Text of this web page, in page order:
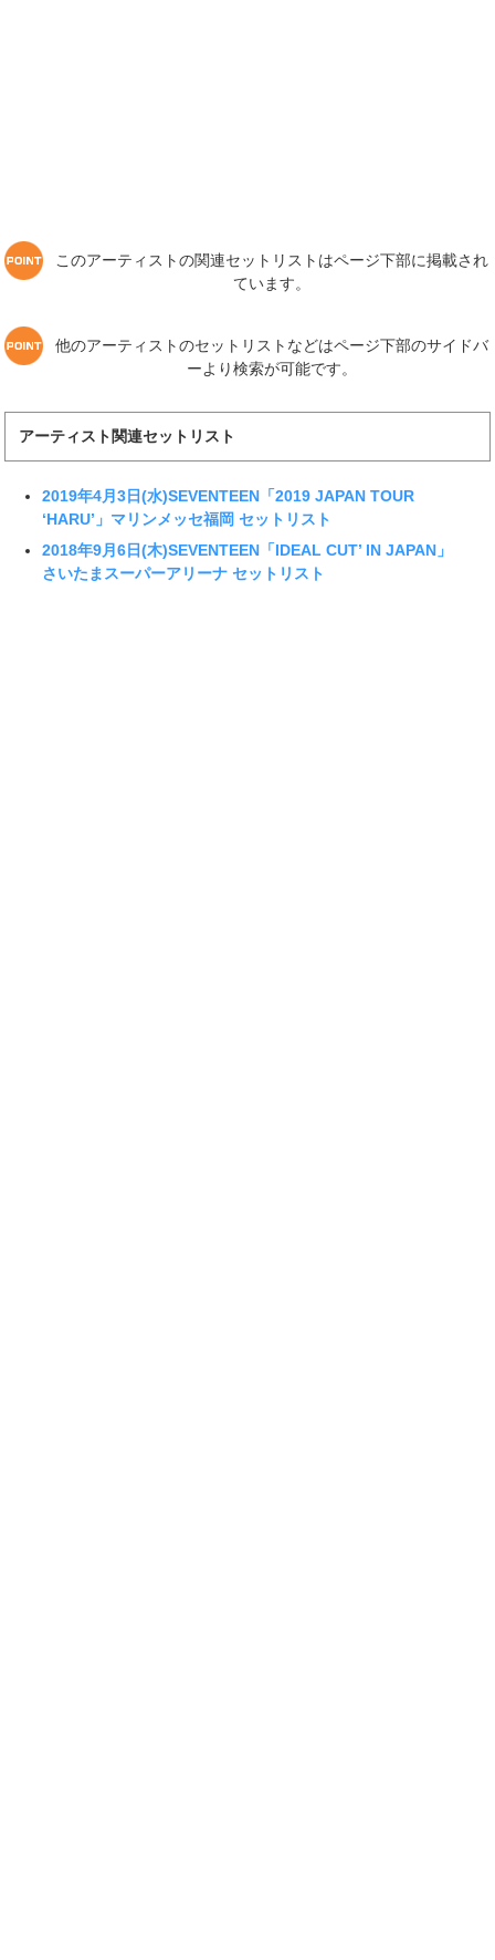
このアーティストの関連セットリストはページ下部に掲載され
ています。
他のアーティストのセットリストなどはページ下部のサイドバ
ーより検索が可能です。
アーティスト関連セットリスト
2019年4月3日(水)SEVENTEEN「2019 JAPAN TOUR
‘HARU’」マリンメッセ福岡 セットリスト
2018年9月6日(木)SEVENTEEN「IDEAL CUT’ IN JAPAN」
さいたまスーパーアリーナ セットリスト